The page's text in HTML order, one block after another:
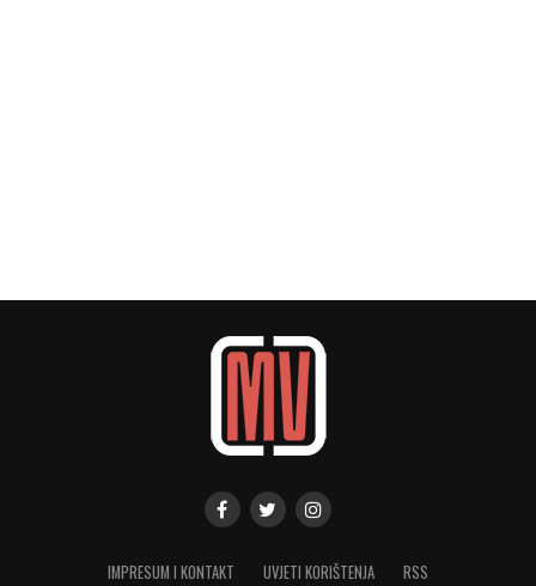
IMPRESUM I KONTAKT UVJETI KORIŠTENJA RSS